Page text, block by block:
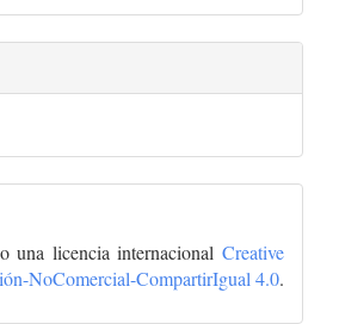
una licencia internacional Creative
NoComercial-CompartirIgual 4.0.